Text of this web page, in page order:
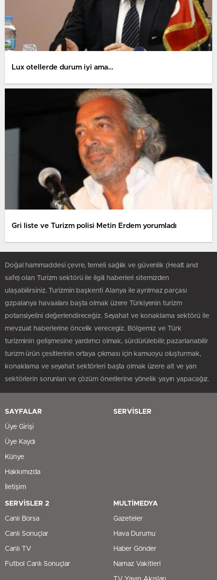
Lux otellerde durum iyi ama…
Gri liste ve Turizm polisi Metin Erdem yorumladı
Doğal hammaddesi çevre, temeli sağlık ve güvenlik (Healt and
safe) olan Turizm sektörü ile ilgili haberleri sitemizden
ulaşabilirsiniz. Turizmin başkenti Alanya ile ayrılmaz parçası
gzpalanya havaalanı başta olmak üzere Türkiyenin turizm
potansiyelini değerlendireceğiz. Seyahat ve konaklama sektörü ile
mevzuat haberlerine öncelik verecegiz. Bölgemiz ve Türk
turizminin gelişmesine yardımcı olmak, sürdürülebilir, pazarlanabilir
turizm ürün çesitlerinin ortaya çıkması için kamuoyu oluşturmak,
konaklama ve seyahat sektörleri başta olmak üzere alt ve yan
sektörlerin sorunları ve çözüm önerilerine yönelik yayın yapacağız.
SAYFALAR
Üye Girişi
Üye Kaydı
Künye
Hakkımızda
İletişim
SERVİSLER
SERVİSLER 2
Canlı Borsa
Canlı Sonuçlar
Canlı TV
Futbol Canlı Sonuçlar
MULTİMEDYA
Gazeteler
Hava Durumu
Haber Gönder
Namaz Vakitleri